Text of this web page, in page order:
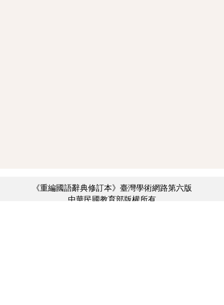
《重編國語辭典修訂本》臺灣學術網路第六版
中華民國教育部版權所有